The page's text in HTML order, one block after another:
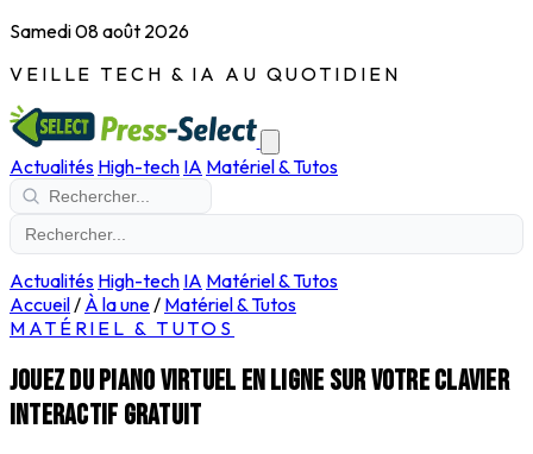
Samedi 08 août 2026
VEILLE TECH & IA AU QUOTIDIEN
Actualités High-tech IA Matériel & Tutos
Actualités High-tech IA Matériel & Tutos
Accueil/ À la une/ Matériel & Tutos
MATÉRIEL & TUTOS
Jouez du piano virtuel en ligne sur votre clavier
interactif gratuit